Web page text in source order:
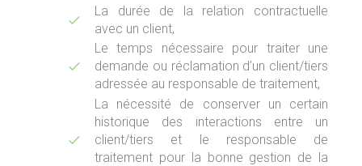
La durée de la relation contractuelle
avec un client,
Le temps nécessaire pour traiter une
demande ou réclamation d’un client/tiers
adressée au responsable de traitement,
La nécessité de conserver un certain
historique des interactions entre un
client/tiers et le responsable de
traitement pour la bonne gestion de la